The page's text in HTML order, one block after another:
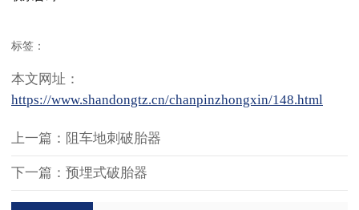
标签：
本文网址：
https://www.shandongtz.cn/chanpinzhongxin/148.html
上一篇：阻车地刺破胎器
下一篇：预埋式破胎器